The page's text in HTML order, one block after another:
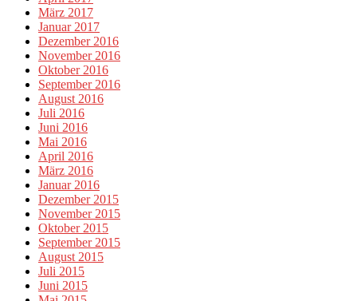
März 2017
Januar 2017
Dezember 2016
November 2016
Oktober 2016
September 2016
August 2016
Juli 2016
Juni 2016
Mai 2016
April 2016
März 2016
Januar 2016
Dezember 2015
November 2015
Oktober 2015
September 2015
August 2015
Juli 2015
Juni 2015